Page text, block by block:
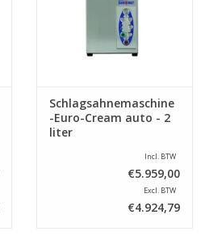
Schlagsahnemaschine
-Euro-Cream auto - 2
liter
Incl. BTW
€5.959,00
Excl. BTW
€4.924,79